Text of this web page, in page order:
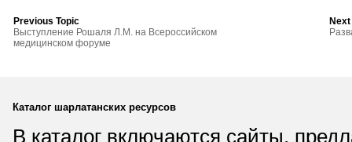
Previous Topic
Выступление Рошаля Л.М. на Всероссийском
медицинском форуме
Каталог шарлатанских ресурсов
В каталог включаются сайты,